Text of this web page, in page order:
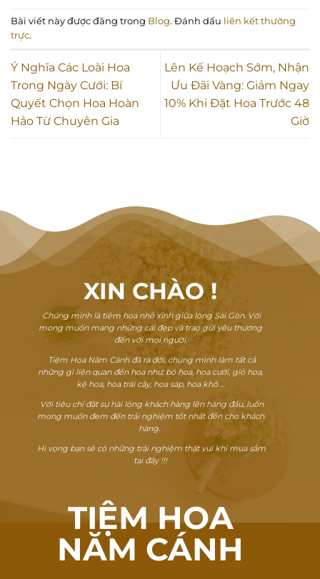
Bài viết này được đăng trong Blog. Đánh dấu liên kết thường
trực.
Ý Nghĩa Các Loài Hoa
Trong Ngày Cưới: Bí
Quyết Chọn Hoa Hoàn
Hảo Từ Chuyên Gia
Lên Kế Hoạch Sớm, Nhận
Ưu Đãi Vàng: Giảm Ngay
10% Khi Đặt Hoa Trước 48
Giờ
XIN CHÀO!
Chúng mình là tiệm hoa nhỏ xinh giữa lòng Sài Gòn. Với
mong muốn mang những cái đẹp và trao gửi yêu thương
đến với mọi người.
Tiệm Hoa Năm Cánh đã ra đời, chúng mình làm tất cả
những gì liên quan đến hoa như: bó hoa, hoa cưới, giỏ hoa,
kệ hoa, hoa trái cây, hoa sáp, hoa khô ...
Với tiêu chí đặt sự hài lòng khách hàng lên hàng đầu, luôn
mong muốn đem đến trải nghiệm tốt nhất đến cho khách
hàng.
Hi vọng bạn sẽ có những trải nghiệm thật vui khi mua sắm
tại đây !!!
TIỆM HOA
NĂM CÁNH